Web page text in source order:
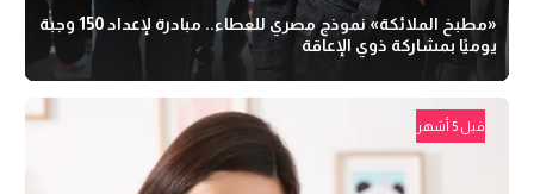
«مطبخ الملائكة» نموذج مصري للعطاء.. مبادرة لإعداد 150 وجبة
يوميًا بمشاركة ذوي الإعاقة
قبل 5 أشهر